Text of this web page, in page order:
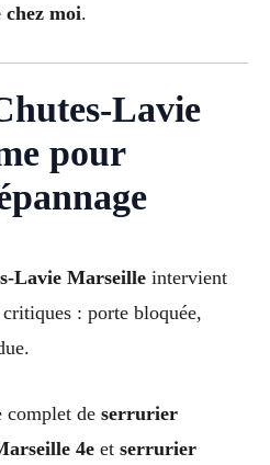
moi.
Lavie
pour
Lavie Marseille intervient
: porte bloquée,
complet de serrurier
4e et serrurier